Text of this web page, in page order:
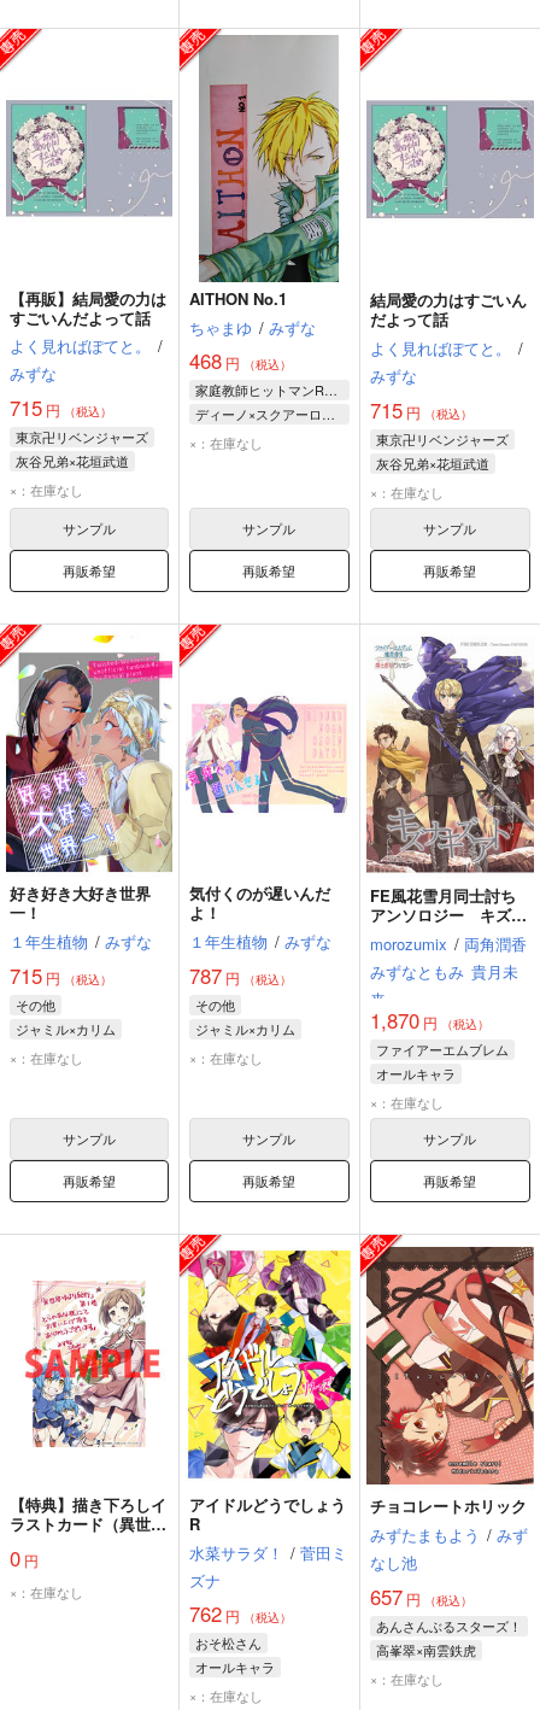
【再販】結局愛の力は
すごいんだよって話
よく見ればぽてと。
/
みずな
715 円 （税込）
東京卍リベンジャーズ
灰谷兄弟×花垣武道
×：在庫なし
サンプル
再販希望
AITHON No.1
ちゃまゆ / みずな
468 円 （税込）
家庭教師ヒットマンREBORN！
ディーノ×スクアーロ＋オリジナル
ディーノ
×：在庫なし
サンプル
再販希望
結局愛の力はすごいん
だよって話
よく見ればぽてと。
/
みずな
715円 （税込）
東京卍リベンジャーズ
灰谷兄弟×花垣武道
灰谷蘭
灰谷竜胆
花垣武道
×：在庫なし
サンプル
再販希望
好き好き大好き世界
一！
１年生植物 / みずな
715 円 （税込）
その他
ジャミル×カリム
ジャミル・バイパー
×：在庫なし
サンプル
再販希望
気付くのが遅いんだ
よ！
１年生植物 / みずな
787 円 （税込）
その他
ジャミル×カリム
ジャミル・バイパー
×：在庫なし
サンプル
再販希望
FE風花雪月同士討ち
アンソロジー キズナ
morozumix / 両角潤香
みずなともみ 貴月未
来
1,870円 （税込）
ファイアーエムブレム
オールキャラ
×：在庫なし
サンプル
再販希望
【特典】描き下ろしイ
ラストカード（異世界
ながら冒険者します～
0 円
×：在庫なし
アイドルどうでしょう
R
水菜サラダ！ / 菅田ミ
ズナ
762 円 （税込）
おそ松さん
オールキャラ
×：在庫なし
チョコレートホリック
みずたまもよう / みず
なし池
657円 （税込）
あんさんぶるスターズ！
高峯翠×南雲鉄虎
南雲鉄虎
×：在庫なし